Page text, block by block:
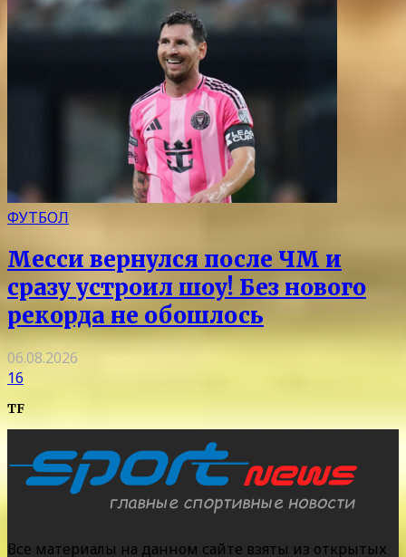
ФУТБОЛ
Месси вернулся после ЧМ и
сразу устроил шоу! Без нового
рекорда не обошлось
06.08.2026
16
TF
Все материалы на данном сайте взяты из открытых